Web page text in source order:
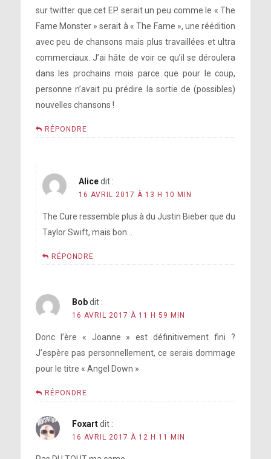
sur twitter que cet EP serait un peu comme le « The
Fame Monster » serait à « The Fame », une réédition
avec peu de chansons mais plus travaillées et ultra
commerciaux. J’ai hâte de voir ce qu’il se déroulera
dans les prochains mois parce que pour le coup,
personne n’avait pu prédire la sortie de (possibles)
nouvelles chansons !
RÉPONDRE
Alice dit :
16 AVRIL 2017 À 13 H 10 MIN
The Cure ressemble plus à du Justin Bieber que du
Taylor Swift, mais bon…
RÉPONDRE
Bob dit :
16 AVRIL 2017 À 11 H 59 MIN
Donc l’ère « Joanne » est définitivement fini ?
J’espère pas personnellement, ce serais dommage
pour le titre « Angel Down »
RÉPONDRE
Foxart dit :
16 AVRIL 2017 À 12 H 11 MIN